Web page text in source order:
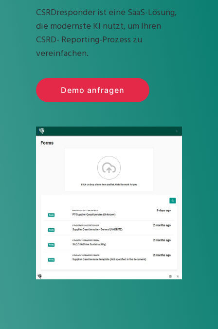
CSRDresponder ist eine SaaS-Lösung,
die modernste KI nutzt, um Ihren
CSRD- Reporting-Prozess zu
vereinfachen.
Demo anfragen